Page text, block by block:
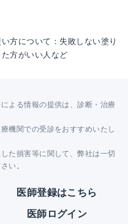
方について：失敗しない塗り
方がいい人など
よる情報の提供は、診断・治療
機関での受診をおすすめいたし
た損害等に関して、弊社は一切
い。
医師登録はこちら
医師ログイン